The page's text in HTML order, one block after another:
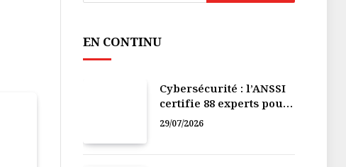
EN CONTINU
Cybersécurité : l’ANSSI
certifie 88 experts pour
renforcer la défense
29/07/2026